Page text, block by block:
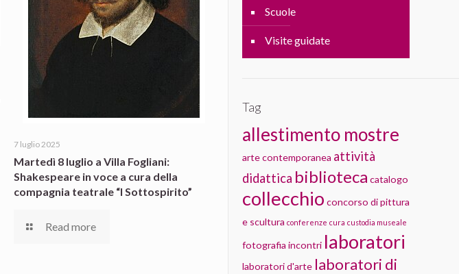
7 luglio 2025
Martedì 8 luglio a Villa Fogliani:
Shakespeare in voce a cura della
compagnia teatrale “I Sottospirito”
Read more
Scuole
Visite guidate
Tag
allestimento mostre
arte contemporanea attività
didattica biblioteca catalogo
collecchio concorso di pittura
e scultura conferenze cura custodia museale
fotografia incontri laboratori
laboratori d'arte laboratori di